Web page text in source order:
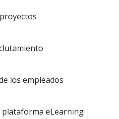
los empleados
plataforma eLearning